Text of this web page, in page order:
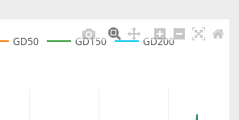
GD50 GD150 GD200